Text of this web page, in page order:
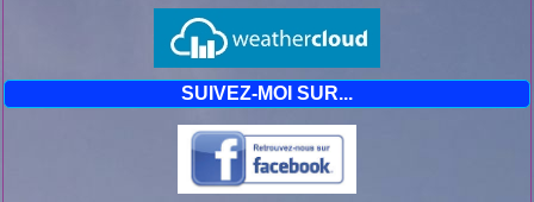
SUIVEZ-MOI SUR...